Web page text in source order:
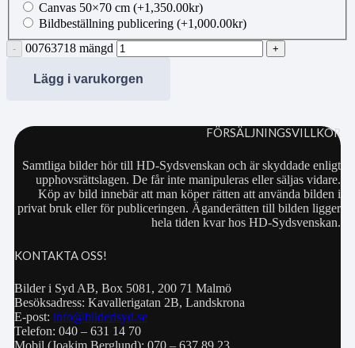
Canvas 50×70 cm (+1,350.00kr)
Bildbeställning publicering (+1,000.00kr)
00763718 mängd
Lägg i varukorgen
FÖRSÄLJNINGSVILLKOR
Samtliga bilder hör till HD-Sydsvenskan och är skyddade enligt
upphovsrättslagen. De får inte manipuleras eller säljas vidare.
Köp av bild innebär att man köper rätten att använda bilden i
privat bruk eller för publiceringen. Äganderätten till bilden ligger
hela tiden kvar hos HD-Sydsvenskan.
KONTAKTA OSS!
Bilder i Syd AB, Box 5081, 200 71 Malmö
Besöksadress: Kavallerigatan 2B, Landskrona
E-post: info@bilderisyd.se
Telefon: 040 – 631 14 70